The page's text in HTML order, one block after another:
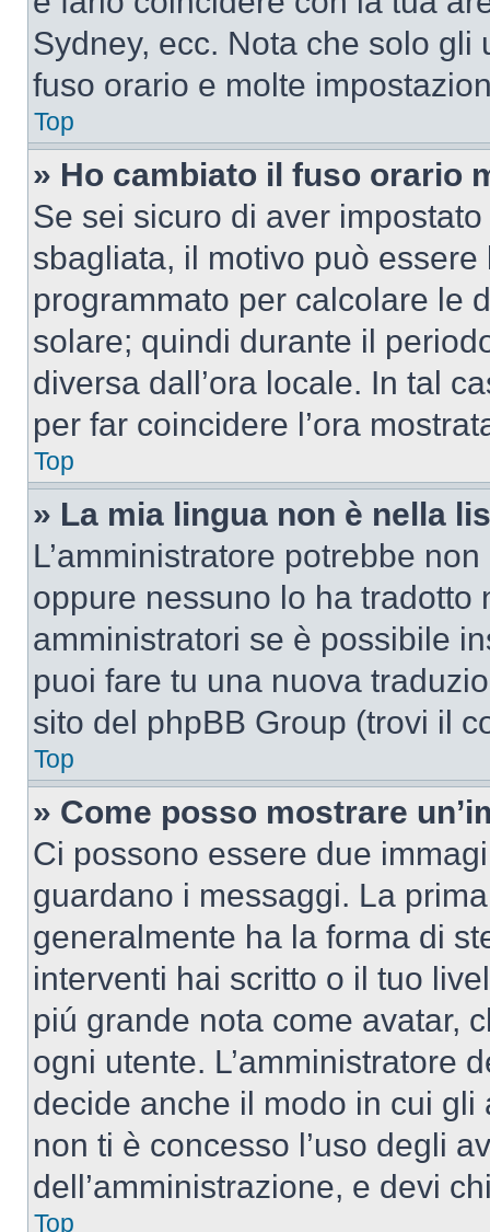
Sydney, ecc. Nota che solo
fuso orario e molte
Top
» Ho cambiato il fuso orario
Se sei sicuro di aver
sbagliata, il motivo può essere
programmato per calcolare le
solare; quindi durante il
diversa dall’ora locale. In tal
per far coincidere l’ora
Top
» La mia lingua non è nella
L’amministratore potrebbe
oppure nessuno lo ha
amministratori se è possibile
puoi fare tu una nuova
sito del phpBB Group (trovi il
Top
» Come posso mostrare
Ci possono essere due
guardano i messaggi. La
generalmente ha la forma di
interventi hai scritto o il tuo
piú grande nota come avatar,
ogni utente. L’amministratore
decide anche il modo in cui
non ti è concesso l’uso degli
dell’amministrazione, e devi
Top